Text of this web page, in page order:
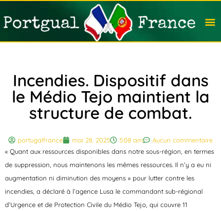
Incendies. Dispositif dans
le Médio Tejo maintient la
structure de combat.
portugalfrance mai 28, 2025 5:08 am
Aucun commentaire
« Quant aux ressources disponibles dans notre sous-région, en termes
de suppression, nous maintenons les mêmes ressources. Il n’y a eu ni
augmentation ni diminution des moyens » pour lutter contre les
incendies, a déclaré à l’agence Lusa le commandant sub-régional
d’Urgence et de Protection Civile du Médio Tejo, qui couvre 11